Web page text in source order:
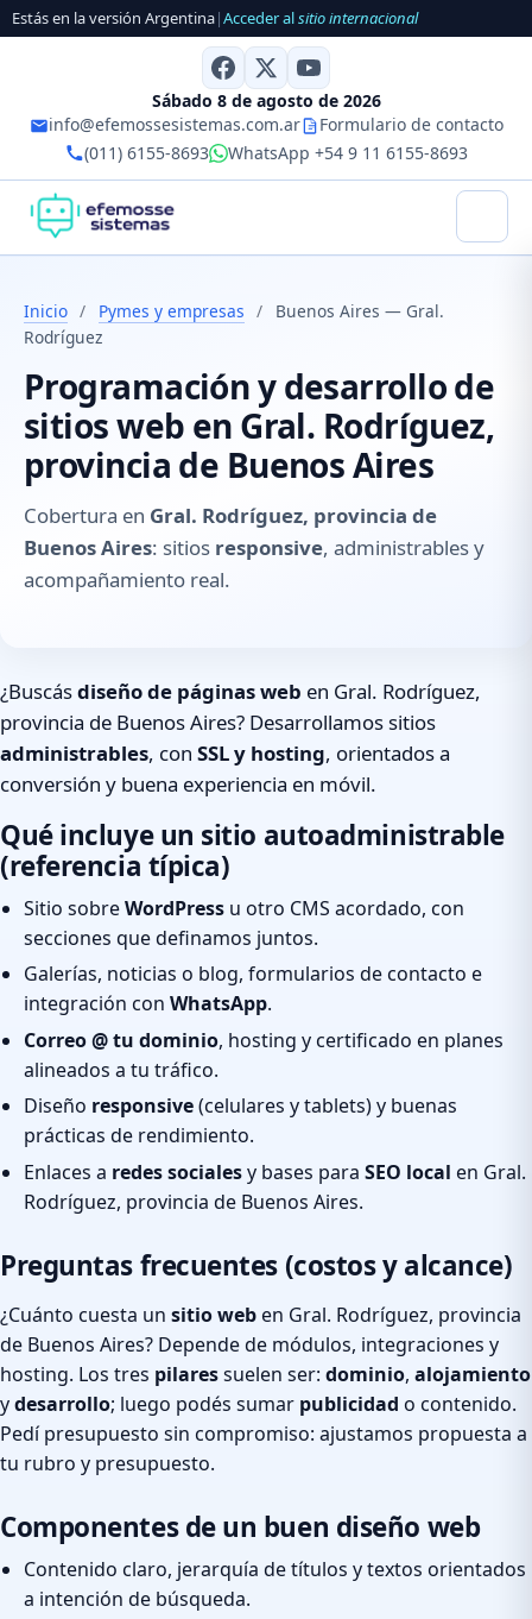
Estás en la versión Argentina|Acceder alsitio internacional
Sábado 8 de agosto de 2026
info@efemossesistemas.com.ar
Formulario de contacto
(011) 6155-8693
WhatsApp +54 9 11 6155-8693
Inicio / Pymes y empresas /
Buenos Aires — Gral.
Rodríguez
Programación y desarrollo de
sitios web en Gral. Rodríguez,
provincia de Buenos Aires
Cobertura en Gral. Rodríguez, provincia de
Buenos Aires: sitios responsive, administrables y
acompañamiento real.
¿Buscásdiseño de páginas web en Gral. Rodríguez,
provincia de Buenos Aires? Desarrollamos sitios
administrables, con SSL y hosting, orientados a
conversión y buena experiencia en móvil.
Qué incluye un sitio autoadministrable
(referencia típica)
Sitio sobreWordPress u otro CMS acordado, con
secciones que definamos juntos.
Galerías, noticias o blog, formularios de contacto e
integración con WhatsApp.
Correo @ tu dominio, hosting y certificado en planes
alineados a tu tráfico.
Diseño responsive(celulares y tablets) y buenas
prácticas de rendimiento.
Enlaces a redes socialesy bases para SEO local en Gral.
Rodríguez, provincia de Buenos Aires.
Preguntas frecuentes (costos y alcance)
¿Cuánto cuesta un sitio weben Gral. Rodríguez, provincia
de Buenos Aires? Depende de módulos, integraciones y
hosting. Los tres pilaressuelen ser: dominio, alojamiento
ydesarrollo; luego podés sumar publicidad o contenido.
Pedí presupuesto sin compromiso: ajustamos propuesta a
tu rubro y presupuesto.
Componentes de un buen diseño web
Contenido claro, jerarquía de títulos y textos orientados
a intención de búsqueda.